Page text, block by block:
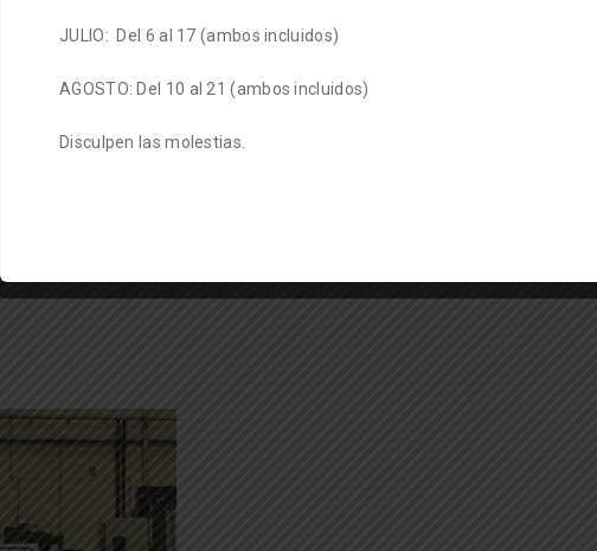
mediante una consultoría de selección de
personal.
JULIO: Del 6 al 17 (ambos incluidos)
AGOSTO: Del 10 al 21 (ambos incluidos)
Disculpen las molestias.